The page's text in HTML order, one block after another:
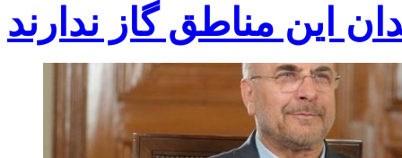
این مناطق گاز ندارند